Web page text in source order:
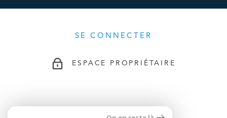
SE CONNECTER
ESPACE PROPRIÉTAIRE
ADHÉRENTS